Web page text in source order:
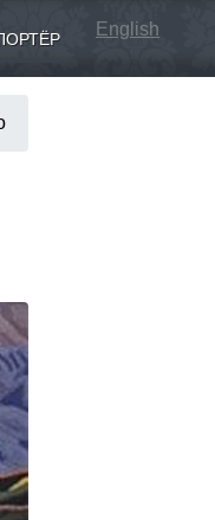
English